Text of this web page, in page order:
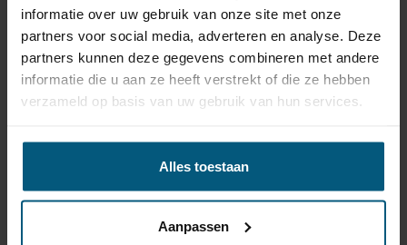
informatie over uw gebruik van onze site met onze
partners voor social media, adverteren en analyse. Deze
partners kunnen deze gegevens combineren met andere
informatie die u aan ze heeft verstrekt of die ze hebben
verzameld op basis van uw gebruik van hun services.
Alles toestaan
Aanpassen
Artikelnummer
87AF011DH
Aansluiting
13 polig
Kabelset type
Origineel
uitschakeling
Ja
Permanente stroom +30
Ja